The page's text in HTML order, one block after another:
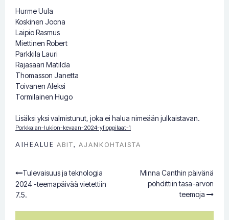
Hurme Uula
Koskinen Joona
Laipio Rasmus
Miettinen Robert
Parkkila Lauri
Rajasaari Matilda
Thomasson Janetta
Toivanen Aleksi
Tormilainen Hugo
Lisäksi yksi valmistunut, joka ei halua nimeään julkaistavan.
Porkkalan-lukion-kevaan-2024-ylioppilaat-1
AIHEALUE ABIT, AJANKOHTAISTA
Post
navigation
Minna Canthin päivänä
pohdittiin tasa-arvon
teemoja
Tulevaisuus ja teknologia
2024 -teemapäivää vietettiin
7.5.